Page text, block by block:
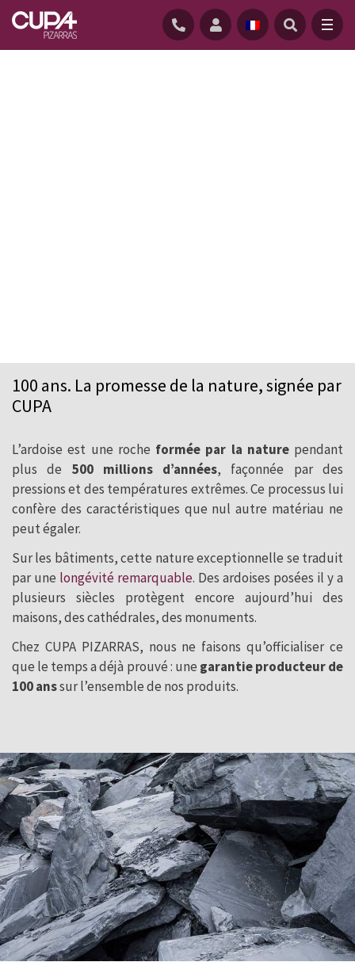
La seule ardoise avec une garantie
100 ans. La promesse de la nature, signée par
CUPA
L’ardoise est une roche formée par la naturependant
plus de 500 millions d’années, façonnée par des
pressions et des températures extrêmes. Ce processus lui
confère des caractéristiques que nul autre matériau ne
peut égaler.
Sur les bâtiments, cette nature exceptionnelle se traduit
par une longévité remarquable. Des ardoises posées il y a
plusieurs siècles protègent encore aujourd’hui des
maisons, des cathédrales, des monuments.
Chez CUPA PIZARRAS, nous ne faisons qu’officialiser ce
que le temps a déjà prouvé : une garantie producteur de
100 anssur l’ensemble de nos produits.